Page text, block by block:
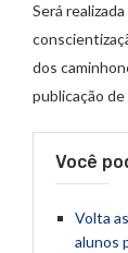
Será
dos
publicação
Você
Volta
alunos